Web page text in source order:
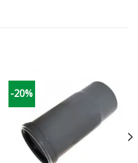
-20%